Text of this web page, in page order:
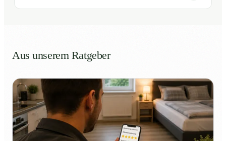
Aus unserem Ratgeber